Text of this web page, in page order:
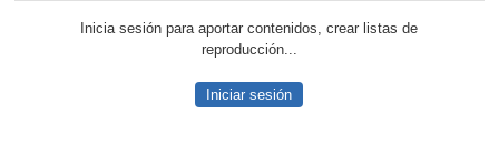
Inicia sesión para aportar contenidos, crear listas de
reproducción...
Iniciar sesión